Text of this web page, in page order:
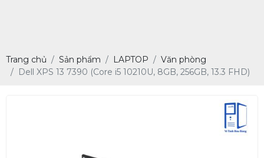
Trang chủ Sản phẩm LAPTOP
Văn phòng
Dell XPS 13 7390 (Core i5 10210U, 8GB, 256GB, 13.3 FHD)